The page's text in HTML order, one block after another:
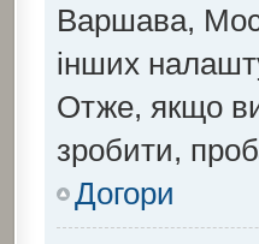
Варшава,
інших
Отже, якщо
зробити,
Догори